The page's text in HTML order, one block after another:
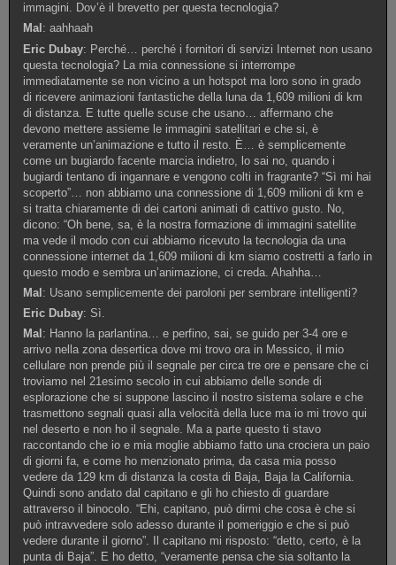
immagini. Dov’è il brevetto per questa tecnologia?
Mal : aahhaah
Eric Dubay: Perché… perché i fornitori di servizi Internet non usano
questa tecnologia? La mia connessione si interrompe
immediatamente se non vicino a un hotspot ma loro sono in grado
di ricevere animazioni fantastiche della luna da 1,609 milioni di km
di distanza. E tutte quelle scuse che usano… affermano che
devono mettere assieme le immagini satellitari e che si, è
veramente un’animazione e tutto il resto. È… è semplicemente
come un bugiardo facente marcia indietro, lo sai no, quando i
bugiardi tentano di ingannare e vengono colti in fragrante? “Sì mi hai
scoperto”… non abbiamo una connessione di 1,609 milioni di km e
si tratta chiaramente di dei cartoni animati di cattivo gusto. No,
dicono: “Oh bene, sa, è la nostra formazione di immagini satellite
ma vede il modo con cui abbiamo ricevuto la tecnologia da una
connessione internet da 1,609 milioni di km siamo costretti a farlo in
questo modo e sembra un’animazione, ci creda. Ahahha…
Mal: Usano semplicemente dei paroloni per sembrare intelligenti?
Eric Dubay: Sì.
Mal : Hanno la parlantina… e perfino, sai, se guido per 3-4 ore e
arrivo nella zona desertica dove mi trovo ora in Messico, il mio
cellulare non prende più il segnale per circa tre ore e pensare che ci
troviamo nel 21esimo secolo in cui abbiamo delle sonde di
esplorazione che si suppone lascino il nostro sistema solare e che
trasmettono segnali quasi alla velocità della luce ma io mi trovo qui
nel deserto e non ho il segnale. Ma a parte questo ti stavo
raccontando che io e mia moglie abbiamo fatto una crociera un paio
di giorni fa, e come ho menzionato prima, da casa mia posso
vedere da 129 km di distanza la costa di Baja, Baja la California.
Quindi sono andato dal capitano e gli ho chiesto di guardare
attraverso il binocolo. “Ehi, capitano, può dirmi che cosa è che si
può intravvedere solo adesso durante il pomeriggio e che si può
vedere durante il giorno”. Il capitano mi risposto: “detto, certo, è la
punta di Baja”. E ho detto, “veramente pensa che sia soltanto la